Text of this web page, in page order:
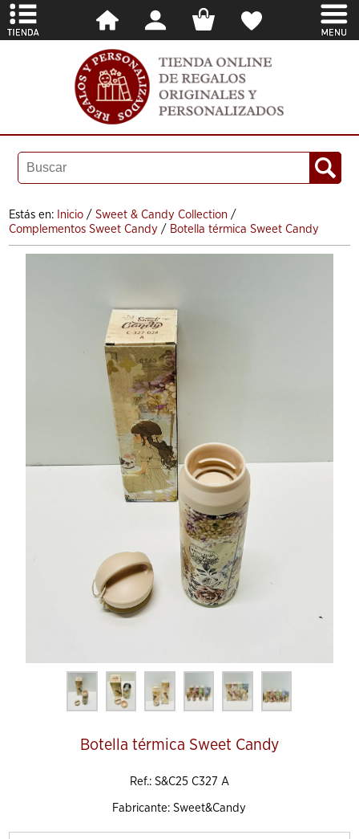
Estás en: Inicio /Sweet & Candy Collection /
Complementos Sweet Candy / Botella térmica Sweet Candy
Botella térmica Sweet Candy
Ref.: S&C25 C327 A
Fabricante: Sweet&Candy